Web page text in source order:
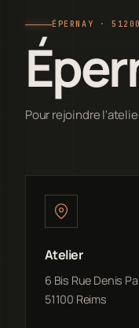
ÉPERNAY · 51200
Pour rejoindre
Atelier
6 Bis Rue Denis
51100 Reims